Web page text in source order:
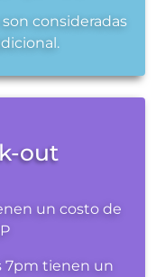
consideradas
out
un costo de
7pm tienen un